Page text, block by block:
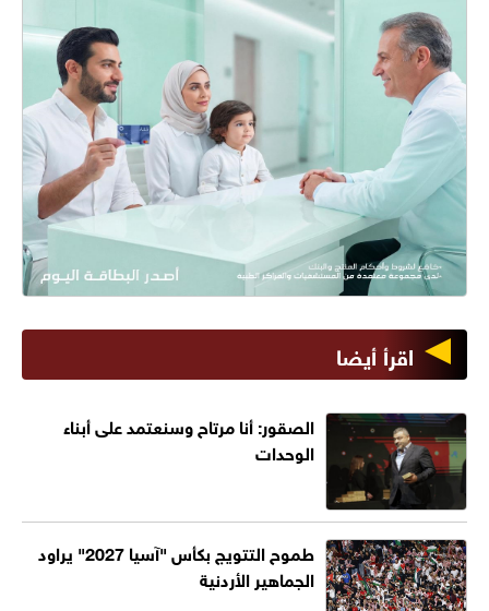
اقرأ أيضا
الصقور: أنا مرتاح وسنعتمد على أبناء
الوحدات
طموح التتويج بكأس "آسيا 2027" يراود
الجماهير الأردنية